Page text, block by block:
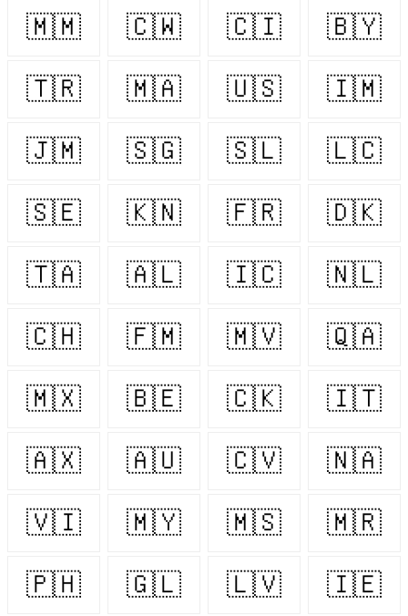
🇲🇲 🇨🇼 🇨🇮 🇧🇾
🇹🇷 🇲🇦 🇺🇸 🇮🇲
🇯🇲 🇸🇬 🇸🇱 🇱🇨
🇸🇪 🇰🇳 🇫🇷 🇩🇰
🇹🇦 🇦🇱 🇮🇨 🇳🇱
🇨🇭 🇫🇲 🇲🇻 🇶🇦
🇲🇽 🇧🇪 🇨🇰 🇮🇹
🇦🇽 🇦🇺 🇨🇻 🇳🇦
🇻🇮 🇲🇾 🇲🇸 🇲🇷
🇵🇭 🇬🇱 🇱🇻 🇮🇪